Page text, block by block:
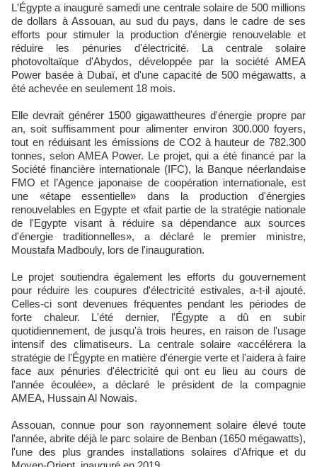
L'Égypte a inauguré samedi une centrale solaire de 500 millions
de dollars à Assouan, au sud du pays, dans le cadre de ses
efforts pour stimuler la production d'énergie renouvelable et
réduire les pénuries d'électricité. La centrale solaire
photovoltaïque d'Abydos, développée par la société AMEA
Power basée à Dubaï, et d'une capacité de 500 mégawatts, a
été achevée en seulement 18 mois.
Elle devrait générer 1500 gigawattheures d'énergie propre par
an, soit suffisamment pour alimenter environ 300.000 foyers,
tout en réduisant les émissions de CO2 à hauteur de 782.300
tonnes, selon AMEA Power. Le projet, qui a été financé par la
Société financière internationale (IFC), la Banque néerlandaise
FMO et l’Agence japonaise de coopération internationale, est
une «étape essentielle» dans la production d'énergies
renouvelables en Egypte et «fait partie de la stratégie nationale
de l'Egypte visant à réduire sa dépendance aux sources
d'énergie traditionnelles», a déclaré le premier ministre,
Moustafa Madbouly, lors de l'inauguration.
Le projet soutiendra également les efforts du gouvernement
pour réduire les coupures d'électricité estivales, a-t-il ajouté.
Celles-ci sont devenues fréquentes pendant les périodes de
forte chaleur. L'été dernier, l'Égypte a dû en subir
quotidiennement, de jusqu'à trois heures, en raison de l'usage
intensif des climatiseurs. La centrale solaire «accélérera la
stratégie de l'Égypte en matière d'énergie verte et l'aidera à faire
face aux pénuries d'électricité qui ont eu lieu au cours de
l'année écoulée», a déclaré le président de la compagnie
AMEA, Hussain Al Nowais.
Assouan, connue pour son rayonnement solaire élevé toute
l'année, abrite déjà le parc solaire de Benban (1650 mégawatts),
l'une des plus grandes installations solaires d'Afrique et du